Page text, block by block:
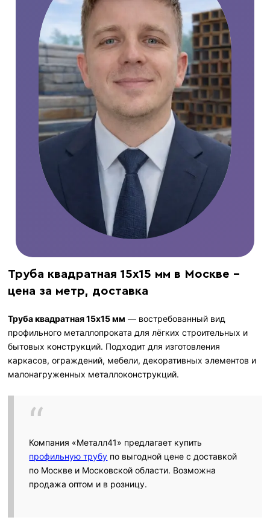
Труба квадратная 15х15 мм в Москве -
цена за метр, доставка
Труба квадратная 15х15 мм — востребованный вид
профильного металлопроката для лёгких строительных и
бытовых конструкций. Подходит для изготовления
каркасов, ограждений, мебели, декоративных элементов и
малонагруженных металлоконструкций.
Компания «Металл41» предлагает купить
профильную трубу по выгодной цене с доставкой
по Москве и Московской области. Возможна
продажа оптом и в розницу.